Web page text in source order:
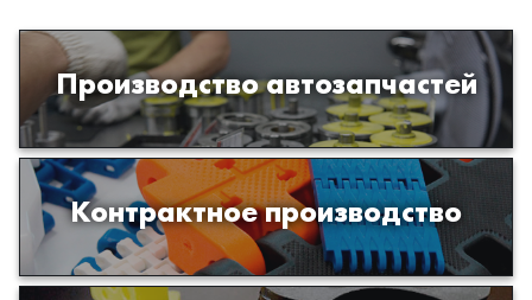
Производство автозапчастей
Разработка и производство деталей
из эластомеров для подвески
автомобиля
Контрактное производство
Производство изделий из пластиков
и полимеров по образцам либо
чертежам заказчика